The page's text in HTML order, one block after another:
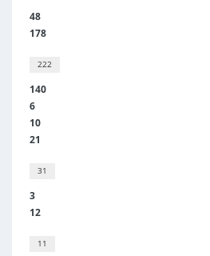
48
178
222
140
6
10
21
31
3
12
11